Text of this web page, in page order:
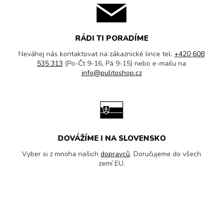
RÁDI TI PORADÍME
Neváhej nás kontaktovat na zákaznické lince tel. +420 608
535 313 (Po-Čt 9-16, Pá 9-15) nebo e-mailu na
info@pulitoshop.cz
DOVÁŽÍME I NA SLOVENSKO
Vyber si z mnoha našich dopravců. Doručujeme do všech
zemí EU.